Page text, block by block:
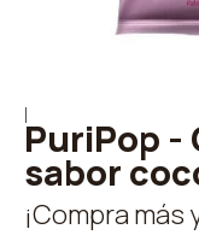
PuriPop -
sabor
¡Compra más